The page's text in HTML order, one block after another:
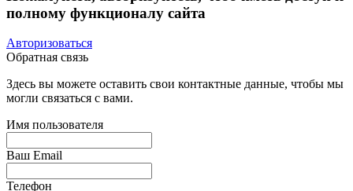
полному функционалу сайта
Авторизоваться
Обратная связь
Здесь вы можете оставить свои контактные данные, чтобы мы
могли связаться с вами.
Имя пользователя
Ваш Email
Телефон